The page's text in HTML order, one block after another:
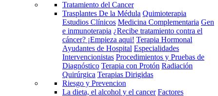
Tratamiento del Cancer
Trasplantes De la Médula Quimioterapia
Estudios Clínicos Medicina Complementaria Gen
e inmunoterapia ¿Recibe tratamiento contra el
cáncer? ¡Empieza aqui! Terapia Hormonal
Ayudantes de Hospital Especialidades
Intervencionistas Procedimientos y Pruebas de
Diagnóstico Terapia con Protón Radiación
Quirúrgica Terapias Dirigidas
Riesgo y Prevencion
La dieta, el alcohol y el cancer Factores